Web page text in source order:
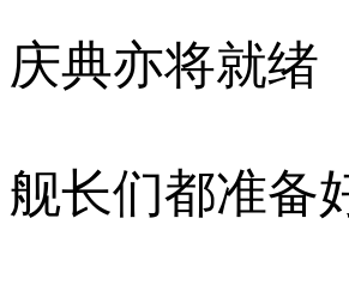
庆典亦将就绪
舰长们都准备